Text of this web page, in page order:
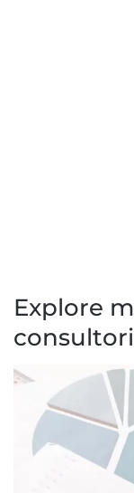
Explore